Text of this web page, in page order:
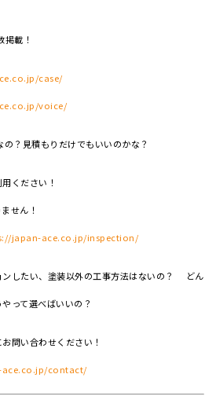
載！
case/
voice/
？見積もりだけでもいいのかな？
ください！
せん！
japan-ace.co.jp/inspection/
したい、塗装以外の工事方法はないの？ どん
って選べばいいの？
問い合わせください！
contact/